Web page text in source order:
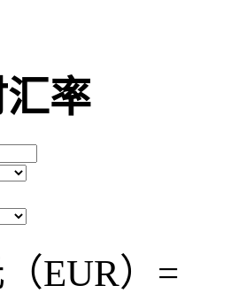
率
EUR）=